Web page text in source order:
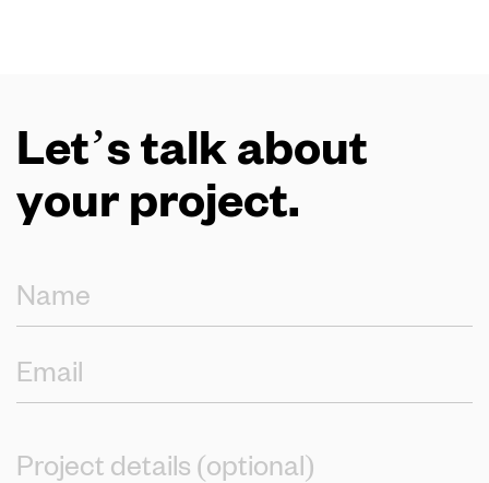
Let’s talk about
your project.